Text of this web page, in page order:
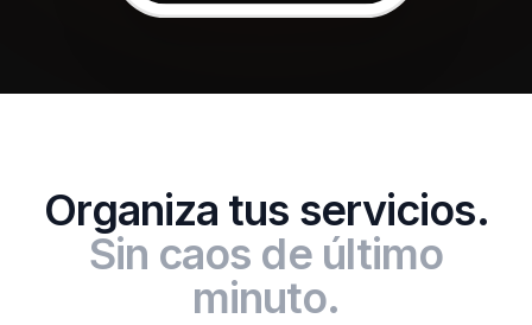
Organiza tus servicios.
Sin caos de último
minuto.